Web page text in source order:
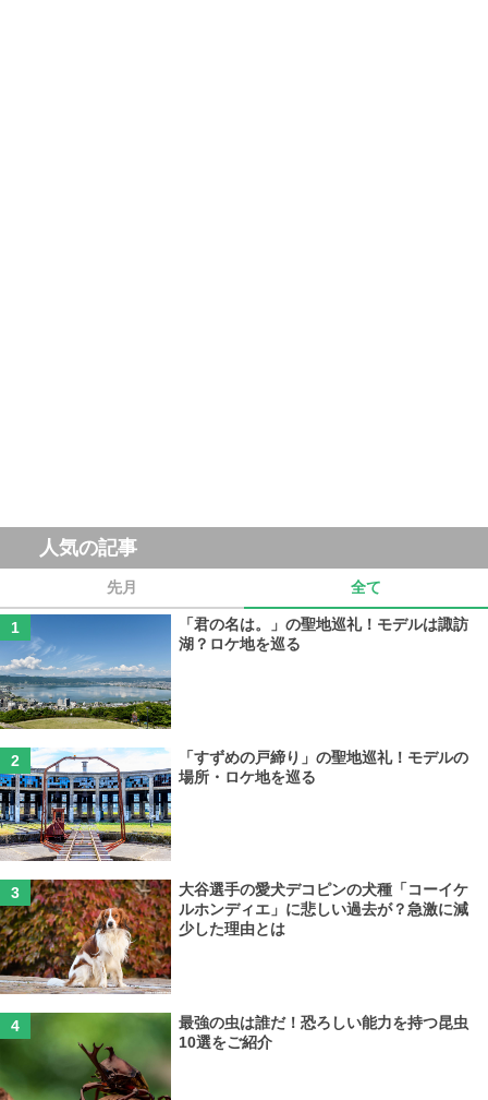
人気の記事
先月 全て
「君の名は。」の聖地巡礼！モデルは諏訪
湖？ロケ地を巡る
「すずめの戸締り」の聖地巡礼！モデルの
場所・ロケ地を巡る
大谷選手の愛犬デコピンの犬種「コーイケ
ルホンディエ」に悲しい過去が？急激に減
少した理由とは
最強の虫は誰だ！恐ろしい能力を持つ昆虫
10選をご紹介